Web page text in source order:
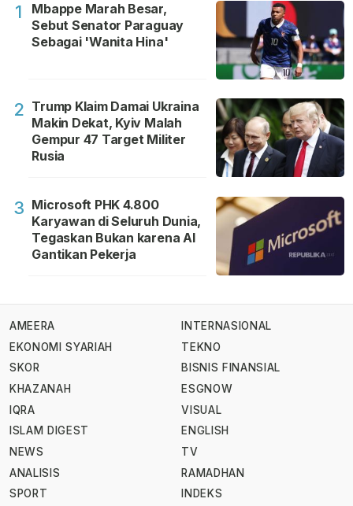
1
Mbappe Marah Besar,
Sebut Senator Paraguay
Sebagai 'Wanita Hina'
2 Trump Klaim Damai Ukraina
Makin Dekat, Kyiv Malah
Gempur 47 Target Militer
Rusia
3 Microsoft PHK 4.800
Karyawan di Seluruh Dunia,
Tegaskan Bukan karena AI
Gantikan Pekerja
AMEERA
EKONOMI SYARIAH
SKOR
KHAZANAH
IQRA
ISLAM DIGEST
NEWS
ANALISIS
SPORT
INTERNASIONAL
TEKNO
BISNIS FINANSIAL
ESGNOW
VISUAL
ENGLISH
TV
RAMADHAN
INDEKS